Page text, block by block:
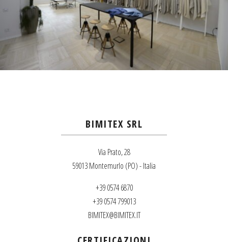
BIMITEX SRL
Via Prato, 28
59013 Montemurlo (PO) - Italia
+39 0574 6870
+39 0574 799013
BIMITEX@BIMITEX.IT